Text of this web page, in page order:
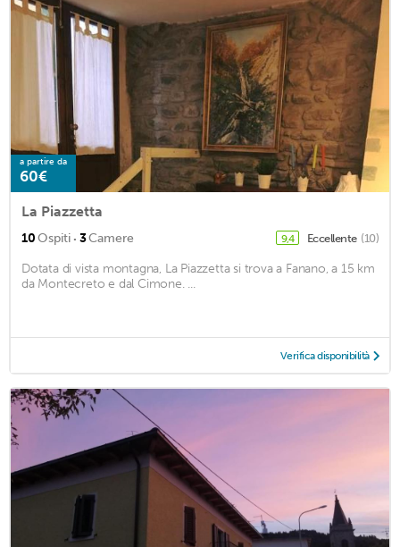
a partire da
60€
La Piazzetta
10Ospiti · 3Camere 9,4 Eccellente (10)
Dotata di vista montagna, La Piazzetta si trova a Fanano, a 15 km
da Montecreto e dal Cimone. ...
Verifica disponibilità